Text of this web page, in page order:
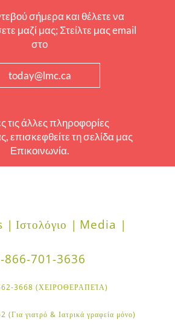
σήμερα και θέλετε να
μαζί μας; Στείλτε μας email
στο
today@lmc.ca
τις άλλες πληροφορίες
επισκεφθείτε τη σελίδα μας
Επικοινωνία.
| Ιστολόγιο | Media |
866-701-3636
3668 (ΧΕΙΡΟΘΕΡΑΠΕΊΑ)
γιατρό & Ιατρικά γραφεία μόνο)